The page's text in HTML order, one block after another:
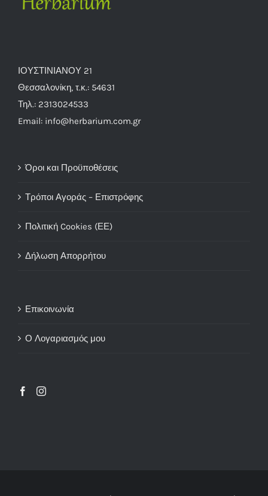
ΙΟΥΣΤΙΝΙΑΝΟΥ 21
Θεσσαλονίκη, τ.κ.: 54631
Τηλ.: 2313024533
Email: info@herbarium.com.gr
Όροι και Προϋποθέσεις
Τρόποι Αγοράς – Επιστρόφης
Πολιτική Cookies (ΕΕ)
Δήλωση Απορρήτου
Επικοινωνία
Ο Λογαριασμός μου